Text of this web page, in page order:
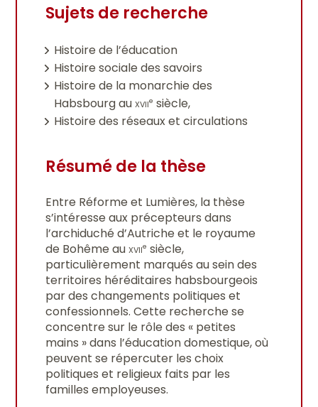
Sujets de recherche
Histoire de l’éducation
Histoire sociale des savoirs
Histoire de la monarchie des
Habsbourg auxviie siècle,
Histoire des réseaux et circulations
Résumé de la thèse
Entre Réforme et Lumières, la thèse
s’intéresse aux précepteurs dans
l’archiduché d’Autriche et le royaume
de Bohême auxviie siècle,
particulièrement marqués au sein des
territoires héréditaires habsbourgeois
par des changements politiques et
confessionnels. Cette recherche se
concentre sur le rôle des « petites
mains » dans l’éducation domestique, où
peuvent se répercuter les choix
politiques et religieux faits par les
familles employeuses.